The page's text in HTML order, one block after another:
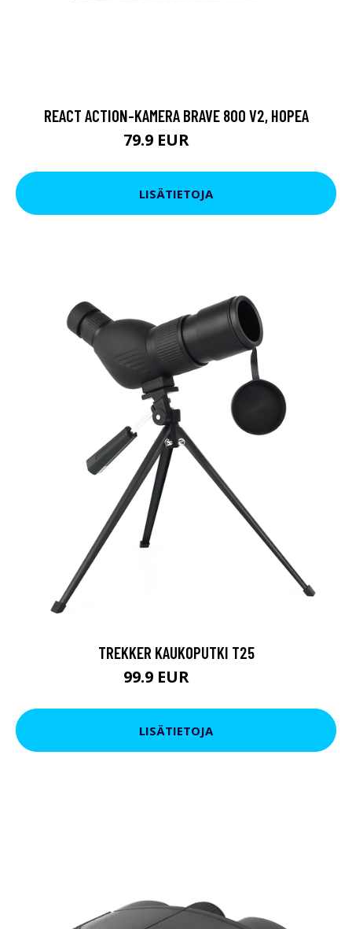
REACT ACTION-KAMERA BRAVE 800 V2, HOPEA
79.9 EUR
LISÄTIETOJA
TREKKER KAUKOPUTKI T25
99.9 EUR
LISÄTIETOJA